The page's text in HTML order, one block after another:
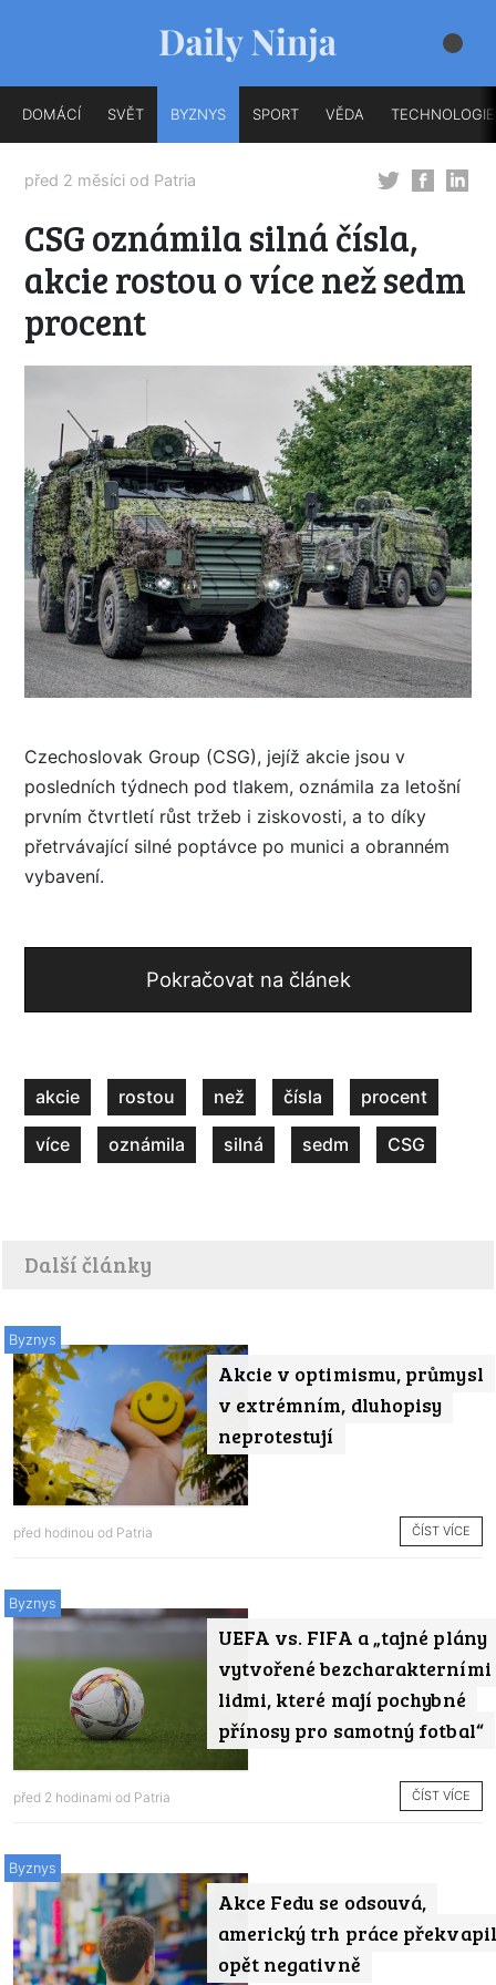
DOMÁCÍ SVĚT BYZNYS SPORT VĚDA TECHNOLOGIE
před 2 měsíci od Patria
CSG oznámila silná čísla,
akcie rostou o více než sedm
procent
Czechoslovak Group (CSG), jejíž akcie jsou v
posledních týdnech pod tlakem, oznámila za letošní
prvním čtvrtletí růst tržeb i ziskovosti, a to díky
přetrvávající silné poptávce po munici a obranném
vybavení.
Pokračovat na článek
akcie rostou než čísla procent
více oznámila silná sedm CSG
Další články
Akcie v optimismu, průmysl
v extrémním, dluhopisy
neprotestují
Byznys
před hodinou od Patria ČÍST VÍCE
UEFA vs. FIFA a „tajné plány
vytvořené bezcharakterními
lidmi, které mají pochybné
přínosy pro samotný fotbal“
Byznys
před 2 hodinami od Patria ČÍST VÍCE
Akce Fedu se odsouvá,
americký trh práce překvapil
opět negativně
Byznys